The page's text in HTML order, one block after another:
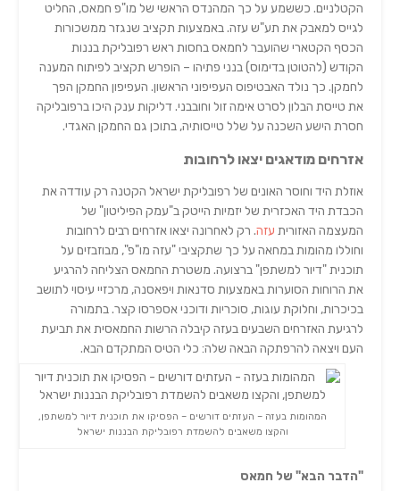
הקטלניים. כששמע על כך המהנדס הראשי של מו"פ חמאס, החליט
לגייס למאבק את תע"ש עזה. באמצעות תקציב שנגזר ממשכורות
הכסף הקטארי שהועבר לחמאס בחסות ראש רפובליקת בננות
הקודש (להטוטן בדימוס) בנני פתיהו – הופרש תקציב לפיתוח המענה
לחמקן. כך נולד האבטיפוס העפיפוני הראשון. העפיפון החמקן הפך
את טייסת הבלון לסרט אימה זול וחובבני. דליקות ענק היכו ברפובליקה
חסרת הישע השכנה על שלל טייסותיה, בתוכן גם החמקן האגדי.
אזרחים מודאגים יצאו לרחובות
אוזלת היד וחוסר האונים של רפובליקת ישראל הקטנה רק עודדה את
הכבדת היד האכזרית של יזמיות הייטק ב"עמק הפיליטון" של
המעצמה האזורית עזה. רק לאחרונה יצאו אזרחים רבים לרחובות
וחוללו מהומות במחאה על כך שתקציבי "עזה מו"פ", מבוזבזים על
תוכנית "דיור למשתפן" ברצועה. משטרת החמאס הצליחה להרגיע
את הרוחות הסוערות באמצעות סדנאות ויפאסנה, מרכזיי עיסוי לתושב
בכיכרות, וחלוקת עוגות, סוכריות ודוכני אספרסו קצר. בתמורה
לרגיעת האזרחים השבעים בעזה קיבלה הרשות החמאסית את תביעת
העם ויצאה להרפתקה הבאה שלה: כלי הטיס המתקדם הבא.
המהומות בעזה – העזתים דורשים – הפסיקו את תוכנית דיור למשתפן,
והקצו משאבים להשמדת רפובליקת הבננות ישראל
"הדבר הבא" של חמאס